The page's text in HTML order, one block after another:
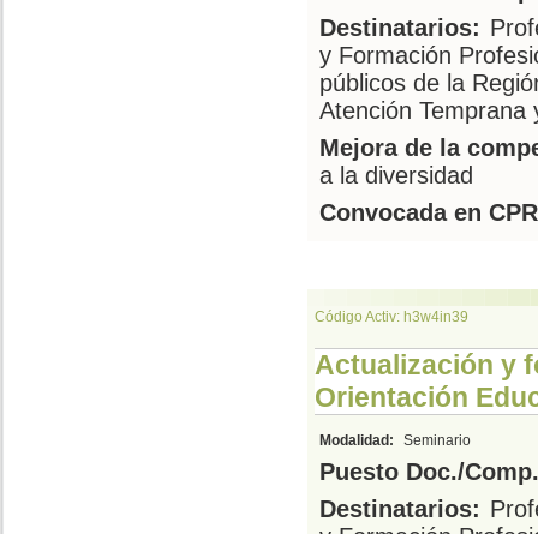
Destinatarios:
y Formación
públicos de la
Atención Temprana
Mejora de la
a la diversidad
Convocada en
Código Activ: h3w4in39
Actualización y
Orientación
Modalidad: Seminario
Puesto Doc./
Destinatarios: